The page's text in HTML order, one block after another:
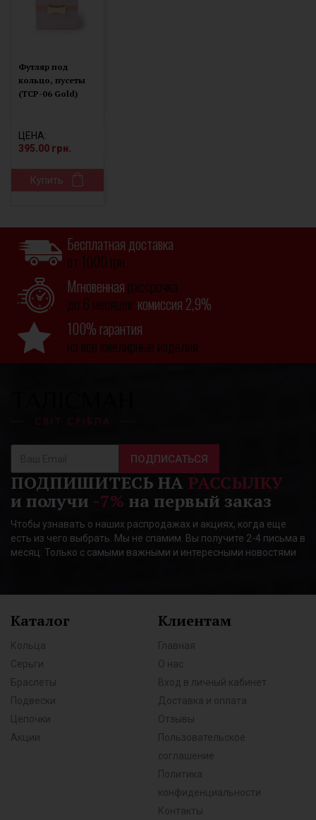
Футляр под
кольцо, пусеты
(TCP-06 Gold)
ЦЕНА:
395.00 грн.
Купить
Бесплатная доставка
от 1000 грн.
Мгновенная рассрочка
до 6 месяцев, комиссия 2,9%
100% гарантия
на все ювелирные изделия
ПОДПИСАТЬСЯ
ПОДПИШИТЕСЬ НА РАССЫЛКУ
и получи -7% на первый заказ
Чтобы узнавать о наших распродажах и акциях, когда еще
есть из чего выбрать. Мы не спамим. Вы получите 2-4 письма в
месяц. Только с самыми важными и интересными новостями
Каталог
Кольца
Серьги
Браслеты
Подвески
Цепочки
Акции
Клиентам
Главная
О нас
Вход в личный кабинет
Доставка и оплата
Отзывы
Пользовательское
соглашение
Политика
конфиденциальности
Контакты